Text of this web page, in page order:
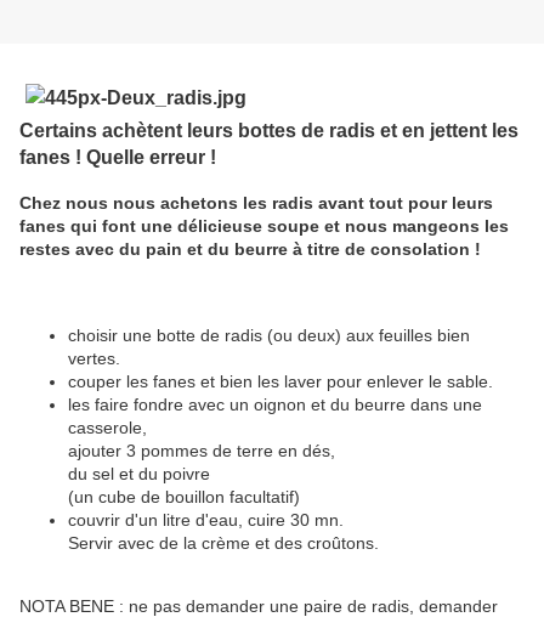
Certains achètent leurs bottes de radis et en jettent les
fanes ! Quelle erreur !
Chez nous nous achetons les radis avant tout pour leurs
fanes qui font une délicieuse soupe et nous mangeons les
restes avec du pain et du beurre à titre de consolation !
choisir une botte de radis (ou deux) aux feuilles bien
vertes.
couper les fanes et bien les laver pour enlever le sable.
les faire fondre avec un oignon et du beurre dans une
casserole,
ajouter 3 pommes de terre en dés,
du sel et du poivre
(un cube de bouillon facultatif)
couvrir d'un litre d'eau, cuire 30 mn.
Servir avec de la crème et des croûtons.
NOTA BENE : ne pas demander une paire de radis, demander